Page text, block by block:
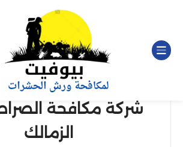
شركة مكافحة
الزمالك